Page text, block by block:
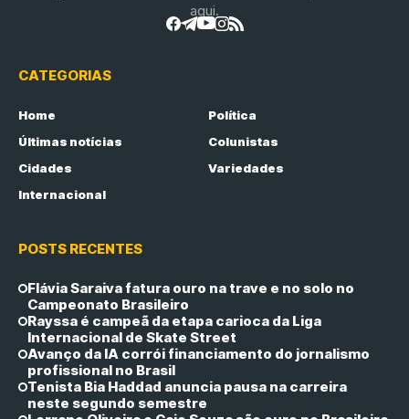
aqui.
CATEGORIAS
Home
Política
Últimas notícias
Colunistas
Cidades
Variedades
Internacional
POSTS RECENTES
Flávia Saraiva fatura ouro na trave e no solo no
Campeonato Brasileiro
Rayssa é campeã da etapa carioca da Liga
Internacional de Skate Street
Avanço da IA corrói financiamento do jornalismo
profissional no Brasil
Tenista Bia Haddad anuncia pausa na carreira
neste segundo semestre